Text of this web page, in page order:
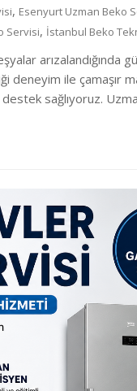
, Esenyurt Uzman Beko
Servisi, İstanbul Beko
deneyim ile çamaşır
sağlıyoruz.